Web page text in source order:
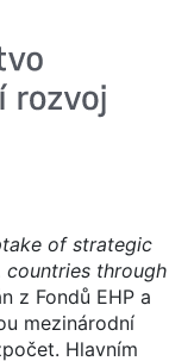
of strategic
countries through
z Fondů EHP a
mezinárodní
Hlavním